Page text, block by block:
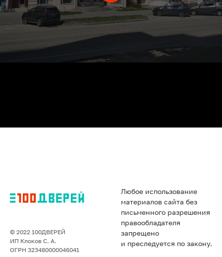
© 2022 100ДВЕРЕЙ
ИП Клоков С. А.
ОГРН 323480000046041
Любое использование
материалов сайта без
письменного разрешения
правообладателя
запрещено
и преследуется по закону.